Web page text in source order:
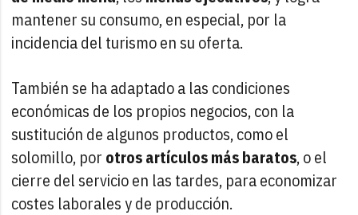
mantener su consumo, en especial, por la
incidencia del turismo en su oferta.
También se ha adaptado a las condiciones
económicas de los propios negocios, con la
sustitución de algunos productos, como el
solomillo, por otros artículos más baratos, o el
cierre del servicio en las tardes, para economizar
costes laborales y de producción.